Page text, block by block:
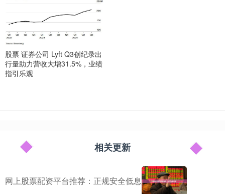
股票 证券公司 Lyft Q3创纪录出
行量助力营收大增31.5%，业绩
指引乐观
相关更新
网上股票配资平台推荐：正规安全低息